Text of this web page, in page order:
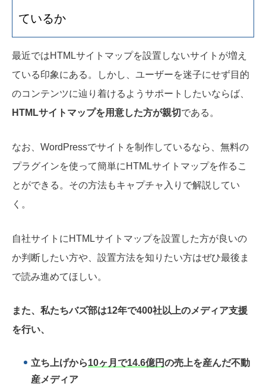
ているか
最近ではHTMLサイトマップを設置しないサイトが増え
ている印象にある。しかし、ユーザーを迷子にせず目的
のコンテンツに辿り着けるようサポートしたいならば、
HTMLサイトマップを用意した方が親切 である。
なお、WordPressでサイトを制作しているなら、無料の
プラグインを使って簡単にHTMLサイトマップを作るこ
とができる。その方法もキャプチャ入りで解説してい
く。
自社サイトにHTMLサイトマップを設置した方が良いの
か判断したい方や、設置方法を知りたい方はぜひ最後ま
で読み進めてほしい。
また、私たちバズ部は12年で400社以上のメディア支援
を行い、
立ち上げから10ヶ月で14.6億円の売上を産んだ不動
産メディア